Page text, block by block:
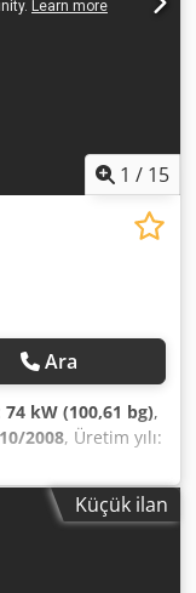
1 / 15
Ara
74 kW (100,61 bg),
10/2008, Üretim yılı:
Model yılı:
Bilgiler Silindir
Boş
evet Durum Teknik
Bilgiler Fiyat:
Küçük ilan